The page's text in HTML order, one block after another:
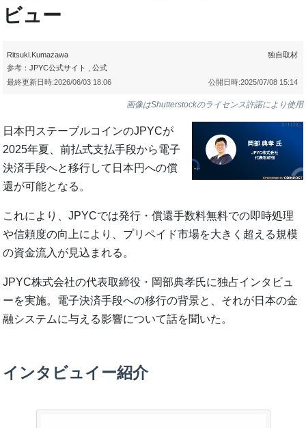
ビュー
Ritsuki.Kumazawa
参考： JPYC公式サイト 公式
独自取材
公開日時:2025/07/08 15:14
最終更新日時:2026/06/03 18:06
画像はShutterstockのライセンス許諾により使用
日本円ステーブルコインのJPYCが
2025年夏、前払式支払手段から電子
決済手段へと移行して日本円への償
還が可能となる。
これにより、JPYCでは発行・償還手数料無料での即時処理
や信頼度の向上により、プリペイド市場を大きく超える規模
の資金流入が見込まれる。
JPYC株式会社の代表取締役・岡部典孝氏に独占インタビュ
ーを実施。電子決済手段への移行の背景と、それが日本の金
融システムに与える影響について話を聞いた。
インタビュイー紹介